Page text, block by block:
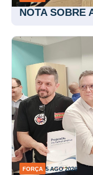
NOTA SOBRE
FORÇA 5 AGO 2026